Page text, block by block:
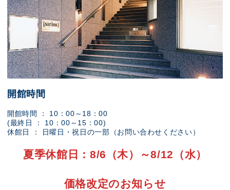
開館時間
開館時間 ： 10：00～18：00
(最終日 ： 10：00～15：00)
休館日 ： 日曜日・祝日の一部（お問い合わせください）
夏季休館日：8/6（木）～8/12（水）
価格改定のお知らせ